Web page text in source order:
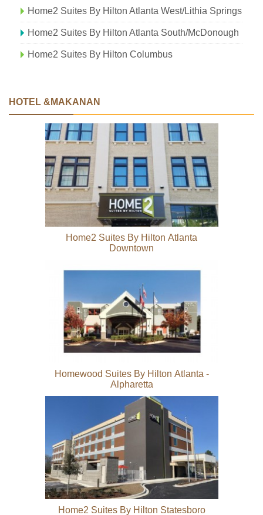
Home2 Suites By Hilton Atlanta West/Lithia Springs
Home2 Suites By Hilton Atlanta South/McDonough
Home2 Suites By Hilton Columbus
HOTEL &MAKANAN
Home2 Suites By Hilton Atlanta
Downtown
Homewood Suites By Hilton Atlanta -
Alpharetta
Home2 Suites By Hilton Statesboro